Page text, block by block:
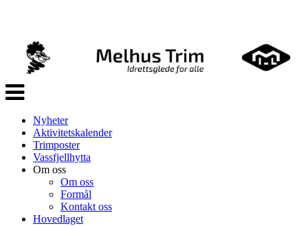
Veksle
navigasjon
Nyheter
Aktivitetskalender
Trimposter
Vassfjellhytta
Om oss
Om oss
Formål
Kontakt oss
Hovedlaget